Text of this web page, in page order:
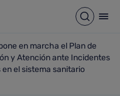
Abrir
del camino de migas
en marcha el Plan
en marcha el Plan de
y Atención ante Incidentes
en el sistema sanitario